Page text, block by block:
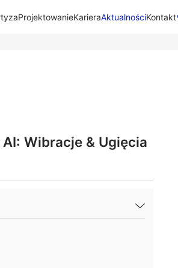
ProjektowanieKarieraAktualnościKontakt​
Wibracje & Ugięcia